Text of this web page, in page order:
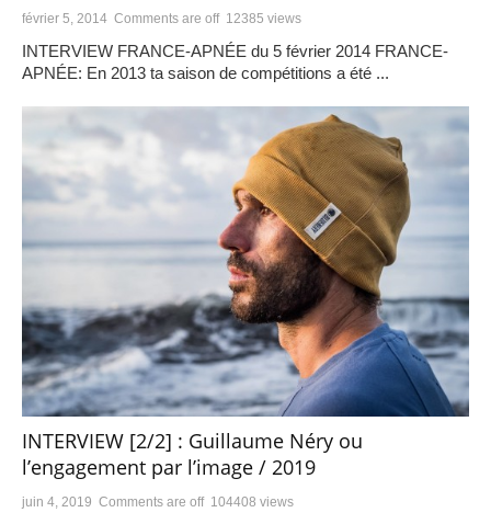
février 5, 2014 Comments are off 12385 views
INTERVIEW FRANCE-APNÉE du 5 février 2014 FRANCE-
APNÉE: En 2013 ta saison de compétitions a été ...
INTERVIEW [2/2] : Guillaume Néry ou
l’engagement par l’image / 2019
juin 4, 2019 Comments are off 104408 views